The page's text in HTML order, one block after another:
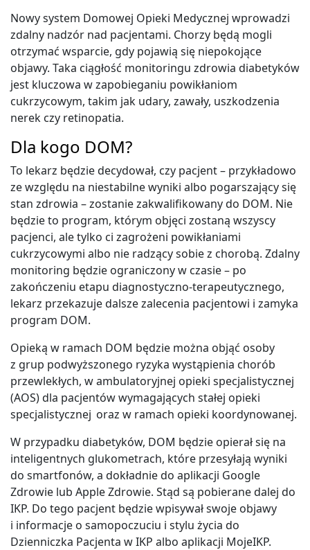
Nowy system Domowej Opieki Medycznej wprowadzi
zdalny nadzór nad pacjentami. Chorzy będą mogli
otrzymać wsparcie, gdy pojawią się niepokojące
objawy. Taka ciągłość monitoringu zdrowia diabetyków
jest kluczowa w zapobieganiu powikłaniom
cukrzycowym, takim jak udary, zawały, uszkodzenia
nerek czy retinopatia.
Dla kogo DOM?
To lekarz będzie decydował, czy pacjent – przykładowo
ze względu na niestabilne wyniki albo pogarszający się
stan zdrowia – zostanie zakwalifikowany do DOM. Nie
będzie to program, którym objęci zostaną wszyscy
pacjenci, ale tylko ci zagrożeni powikłaniami
cukrzycowymi albo nie radzący sobie z chorobą. Zdalny
monitoring będzie ograniczony w czasie – po
zakończeniu etapu diagnostyczno-terapeutycznego,
lekarz przekazuje dalsze zalecenia pacjentowi i zamyka
program DOM.
Opieką w ramach DOM będzie można objąć osoby
z grup podwyższonego ryzyka wystąpienia chorób
przewlekłych, w ambulatoryjnej opieki specjalistycznej
(AOS) dla pacjentów wymagających stałej opieki
specjalistycznej oraz w ramach opieki koordynowanej.
W przypadku diabetyków, DOM będzie opierał się na
inteligentnych glukometrach, które przesyłają wyniki
do smartfonów, a dokładnie do aplikacji Google
Zdrowie lub Apple Zdrowie. Stąd są pobierane dalej do
IKP. Do tego pacjent będzie wpisywał swoje objawy
i informacje o samopoczuciu i stylu życia do
Dzienniczka Pacjenta w IKP albo aplikacji MojeIKP.